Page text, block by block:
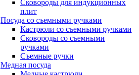
Сковороды для индукционных
плит
Посуда со съемными ручками
Кастрюли со съемными ручками
Сковороды со съемными
ручками
Съемные ручки
Медная посуда